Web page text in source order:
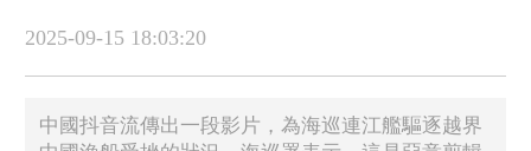
2025-09-15 18:03:20
中國抖音流傳出一段影片，為海巡連江艦驅逐越界